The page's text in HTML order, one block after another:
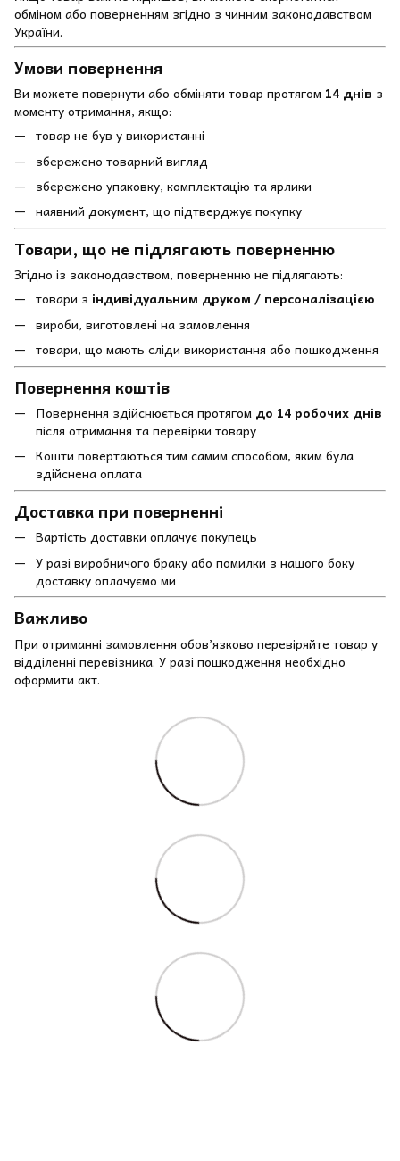
обміном або поверненням згідно з чинним законодавством
України.
Умови повернення
Ви можете повернути або обміняти товар протягом 14 днів з
моменту отримання, якщо:
товар не був у використанні
збережено товарний вигляд
збережено упаковку, комплектацію та ярлики
наявний документ, що підтверджує покупку
Товари, що не підлягають поверненню
Згідно із законодавством, поверненню не підлягають:
товари з індивідуальним друком / персоналізацією
вироби, виготовлені на замовлення
товари, що мають сліди використання або пошкодження
Повернення коштів
Повернення здійснюється протягом до 14 робочих днів
після отримання та перевірки товару
Кошти повертаються тим самим способом, яким була
здійснена оплата
Доставка при поверненні
Вартість доставки оплачує покупець
У разі виробничого браку або помилки з нашого боку
доставку оплачуємо ми
Важливо
При отриманні замовлення обов’язково перевіряйте товар у
відділенні перевізника. У разі пошкодження необхідно
оформити акт.